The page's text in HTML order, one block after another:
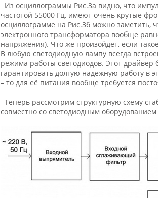
Из осциллограммы Рис.3а видно, что
частотой 55000 Гц, имеют очень крутые
осциллограмме на Рис.3б можно заметить,
электронного трансформатора вообще
напряжения). Что же произойдёт, если
В любую светодиодную лампу всегда
режима работы светодиодов. Этот драйвер
гарантировать долгую надежную работу в
– то для её питания вообще требуется
Теперь рассмотрим структурную схему
совместно со светодиодным оборудованием